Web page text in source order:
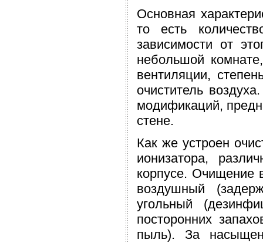
Основная
то есть
зависимости от
небольшой
вентиляции,
очиститель
модификаций,
стене.
Как же устроен
ионизатора,
корпусе. Очищение
воздушный
угольный
посторонних
пыль). За